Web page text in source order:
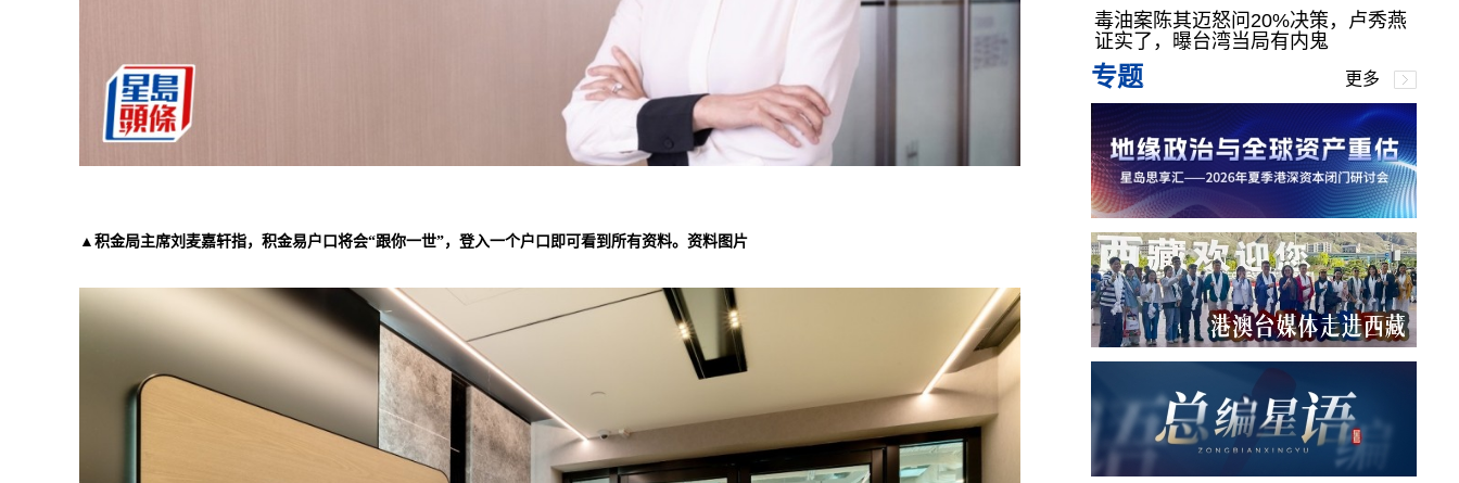
▲积金局主席刘麦嘉轩指，积金易户口将会“跟你一世”，登入一个户口即可看到所有资料。资料图片
毒油案陈其迈怒问20%决策，卢秀燕
证实了，曝台湾当局有内鬼
专题 更多